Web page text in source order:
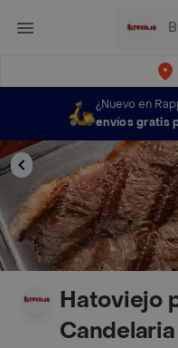
¿Nuevo en
envíos gratis
Hatoviejo
Candelaria